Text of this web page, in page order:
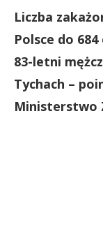
Liczba
Polsce do
83-letni
Tychach –
Ministerstwo